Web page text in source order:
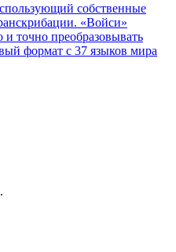
собственные
«Войси»
и точно преобразовывать
формат с 37 языков мира